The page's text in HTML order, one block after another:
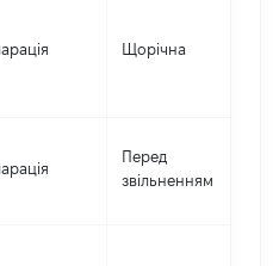
Щорічна
Перед
звільненням